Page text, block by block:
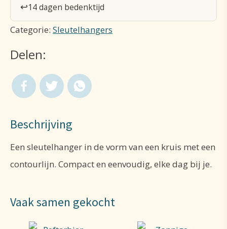
↩️14 dagen bedenktijd
Categorie: Sleutelhangers
Delen:
Beschrijving
Een sleutelhanger in de vorm van een kruis met een
contourlijn. Compact en eenvoudig, elke dag bij je.
Vaak samen gekocht